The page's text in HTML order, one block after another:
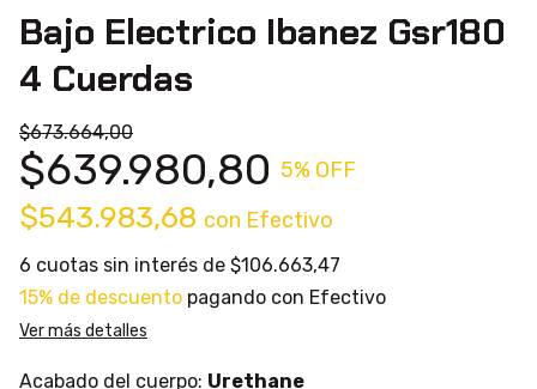
Bajo Electrico Ibanez Gsr180
4 Cuerdas
$673.664,00
$639.980,80 5% OFF
$543.983,68 con Efectivo
6 cuotas sin interés de $106.663,47
15% de descuento pagando con Efectivo
Ver más detalles
Acabado del cuerpo: Urethane